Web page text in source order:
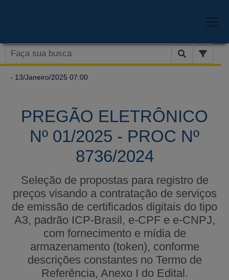
- 13/Janeiro/2025 07:00
PREGÃO ELETRÔNICO
Nº 01/2025 - PROC Nº
8736/2024
Seleção de propostas para registro de
preços visando a contratação de serviços
de emissão de certificados digitais do tipo
A3, padrão ICP-Brasil, e-CPF e e-CNPJ,
com fornecimento e mídia de
armazenamento (token), conforme
descrições constantes no Termo de
Referência, Anexo I do Edital.